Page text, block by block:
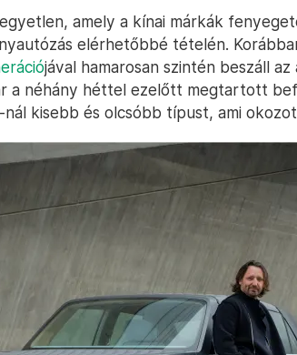
amely a kínai márkák
elérhetőbbé tételén.
jával hamarosan szintén beszáll
a néhány héttel ezelőtt megtartott
kisebb és olcsóbb típust, ami